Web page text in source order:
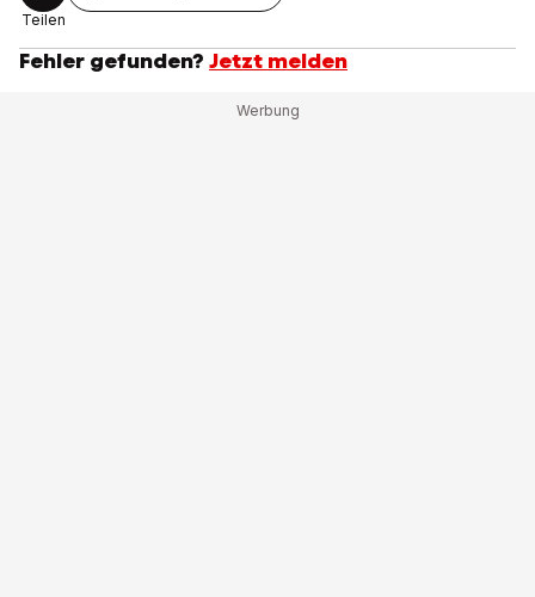
Teilen
Fehler gefunden? Jetzt melden